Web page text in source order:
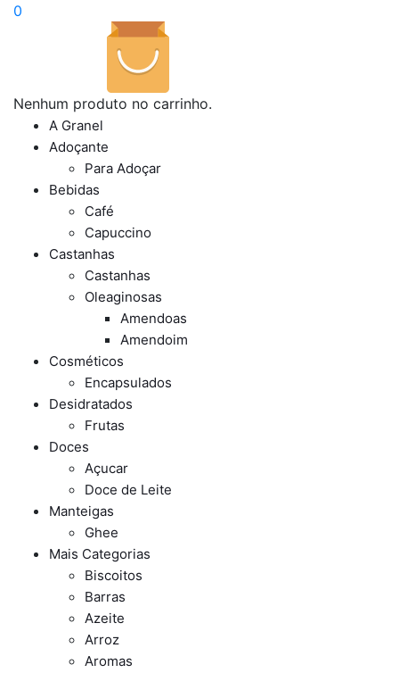
0
Nenhum produto no carrinho.
A Granel
Adoçante
Para Adoçar
Bebidas
Café
Capuccino
Castanhas
Castanhas
Oleaginosas
Amendoas
Amendoim
Cosméticos
Encapsulados
Desidratados
Frutas
Doces
Açucar
Doce de Leite
Manteigas
Ghee
Mais Categorias
Biscoitos
Barras
Azeite
Arroz
Aromas